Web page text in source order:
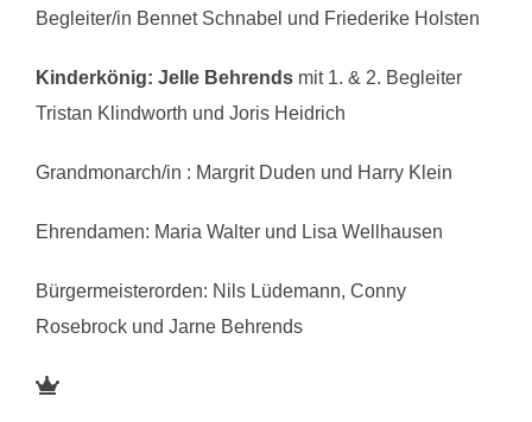
Begleiter/in Bennet Schnabel und Friederike Holsten
Kinderkönig: Jelle Behrends mit 1. & 2. Begleiter
Tristan Klindworth und Joris Heidrich
Grandmonarch/in : Margrit Duden und Harry Klein
Ehrendamen: Maria Walter und Lisa Wellhausen
Bürgermeisterorden: Nils Lüdemann, Conny
Rosebrock und Jarne Behrends